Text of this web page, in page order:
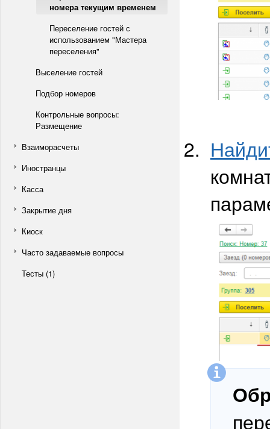
номера текущим временем
Переселение гостей с
использованием "Мастера
переселения"
Выселение гостей
Подбор номеров
Контрольные вопросы:
Размещение
Взаиморасчеты
Иностранцы
Касса
Закрытие дня
Киоск
Часто задаваемые вопросы
Тесты (1)